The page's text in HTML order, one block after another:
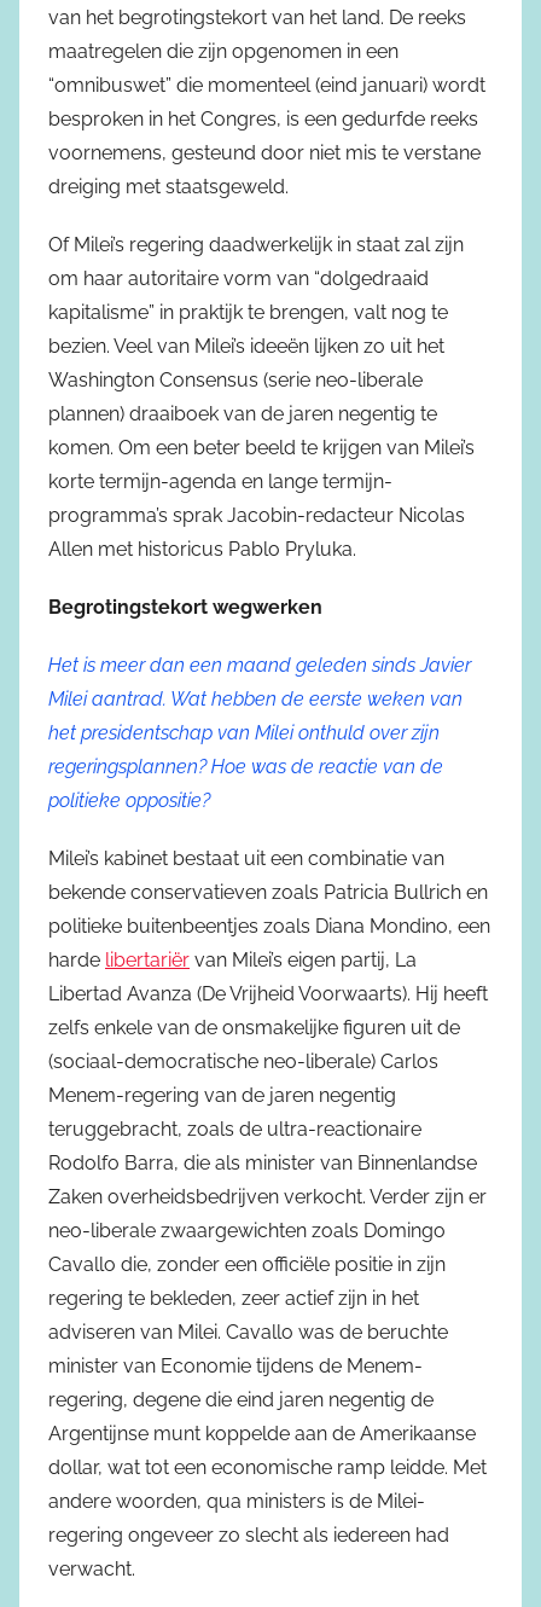
van het begrotingstekort van het land. De reeks
maatregelen die zijn opgenomen in een
“omnibuswet” die momenteel (eind januari) wordt
besproken in het Congres, is een gedurfde reeks
voornemens, gesteund door niet mis te verstane
dreiging met staatsgeweld.
Of Milei’s regering daadwerkelijk in staat zal zijn
om haar autoritaire vorm van “dolgedraaid
kapitalisme” in praktijk te brengen, valt nog te
bezien. Veel van Milei’s ideeën lijken zo uit het
Washington Consensus (serie neo-liberale
plannen) draaiboek van de jaren negentig te
komen. Om een beter beeld te krijgen van Milei’s
korte termijn-agenda en lange termijn-
programma’s sprak Jacobin-redacteur Nicolas
Allen met historicus Pablo Pryluka.
Begrotingstekort wegwerken
Het is meer dan een maand geleden sinds Javier
Milei aantrad. Wat hebben de eerste weken van
het presidentschap van Milei onthuld over zijn
regeringsplannen? Hoe was de reactie van de
politieke oppositie?
Milei’s kabinet bestaat uit een combinatie van
bekende conservatieven zoals Patricia Bullrich en
politieke buitenbeentjes zoals Diana Mondino, een
harde libertariër van Milei’s eigen partij, La
Libertad Avanza (De Vrijheid Voorwaarts). Hij heeft
zelfs enkele van de onsmakelijke figuren uit de
(sociaal-democratische neo-liberale) Carlos
Menem-regering van de jaren negentig
teruggebracht, zoals de ultra-reactionaire
Rodolfo Barra, die als minister van Binnenlandse
Zaken overheidsbedrijven verkocht. Verder zijn er
neo-liberale zwaargewichten zoals Domingo
Cavallo die, zonder een officiële positie in zijn
regering te bekleden, zeer actief zijn in het
adviseren van Milei. Cavallo was de beruchte
minister van Economie tijdens de Menem-
regering, degene die eind jaren negentig de
Argentijnse munt koppelde aan de Amerikaanse
dollar, wat tot een economische ramp leidde. Met
andere woorden, qua ministers is de Milei-
regering ongeveer zo slecht als iedereen had
verwacht.